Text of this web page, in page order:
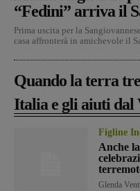
“Fedini” arriva il
Prima uscita per la
casa affronterà in amichevole il
Quando la terra
Italia e gli aiuti dal
Figline
Anche
Glenda